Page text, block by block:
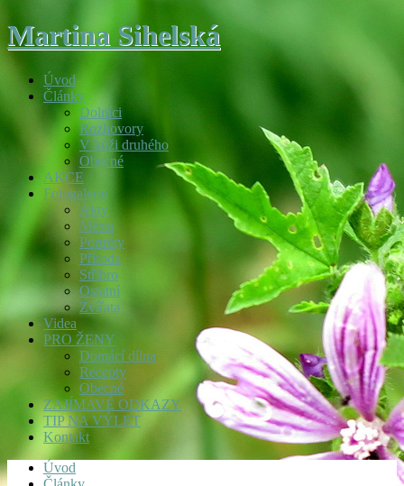
Martina Sihelská
Úvod
Články
Dolníci
Rozhovory
V kůži druhého
Obecné
AKCE
Fotogalerie
Akty
Města
Portréty
Příroda
Stříbro
Ostatní
Zvířata
Videa
PRO ŽENY
Domácí dílna
Recepty
Obecné
ZAJÍMAVÉ ODKAZY
TIP NA VÝLET
Kontakt
Úvod